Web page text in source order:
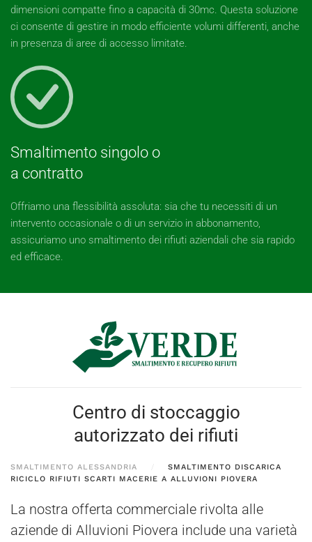
dimensioni compatte fino a capacità di 30mc. Questa soluzione
ci consente di gestire in modo efficiente volumi differenti, anche
in presenza di aree di accesso limitate.
Smaltimento singolo o
a contratto
Offriamo una flessibilità assoluta: sia che tu necessiti di un
intervento occasionale o di un servizio in abbonamento,
assicuriamo uno smaltimento dei rifiuti aziendali che sia rapido
ed efficace.
Centro di stoccaggio
autorizzato dei rifiuti
SMALTIMENTO ALESSANDRIA
SMALTIMENTO DISCARICA
RICICLO RIFIUTI SCARTI MACERIE A ALLUVIONI PIOVERA
La nostra offerta commerciale rivolta alle
aziende di Alluvioni Piovera include una varietà